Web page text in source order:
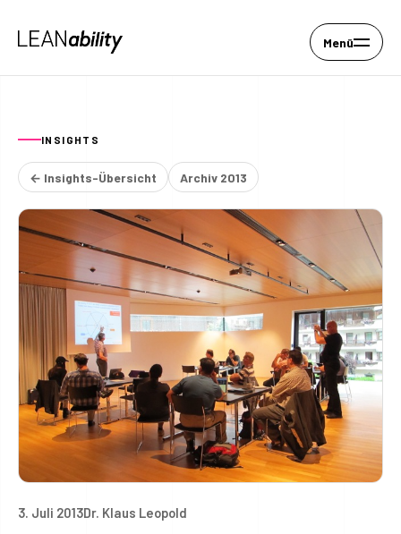
Menü
INSIGHTS
← Insights-Übersicht Archiv 2013
3. Juli 2013Dr. Klaus Leopold